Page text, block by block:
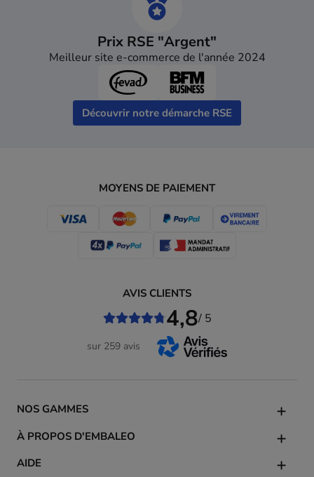
Prix RSE "Argent"
Meilleur site e-commerce de l'année 2024
Découvrir notre démarche RSE
MOYENS DE PAIEMENT
NOS GAMMES
À PROPOS D'EMBALEO
AIDE
AVIS CLIENTS
4,8/ 5
sur 259 avis